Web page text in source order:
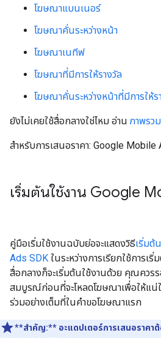
โฆษณาแบนเนอร์
โฆษณาคั่นระหว่างหน้า
โฆษณาเนทีฟ
โฆษณาที่มีการให้รางวัล
โฆษณาคั่นระหว่างหน้าที่มีการให้ร
ยังไม่เคยใช้สื่อกลางใช่ไหม อ่าน ภาพรว
สำหรับการเสนอราคา: Google Mobile
เริ่มต้นใช้งาน Google
คู่มือเริ่มใช้งานฉบับย่อจะแสดงวิธีเริ่มต้
Ads SDK ในระหว่างการเรียกใช้การเ
สื่อกลางก็จะเริ่มต้นใช้งานด้วย คุณควรร
สมบูรณ์ก่อนที่จะโหลดโฆษณาเพื่อให้แน่ใ
ร่วมอย่างเต็มที่ในคำขอโฆษณาแรก
**สำคัญ:** อะแดปเตอร์การเสนอราคา